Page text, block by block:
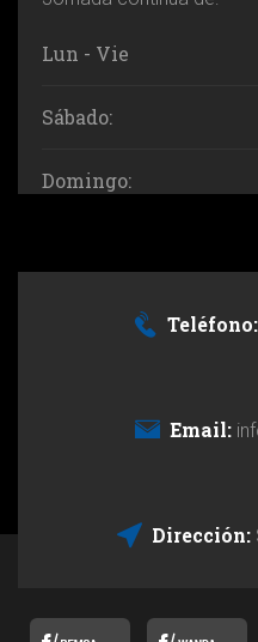
Lun - Vie
Sábado:
Domingo:
Teléfono:
Email:
Dirección: